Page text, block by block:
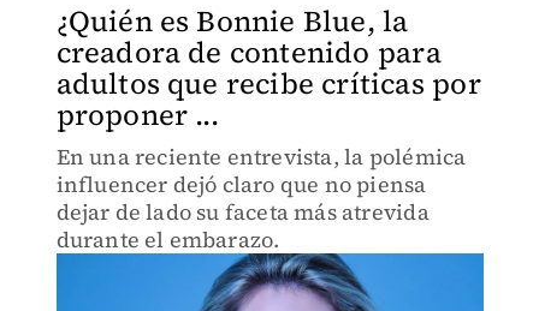
¿Quién es Bonnie Blue, la
creadora de contenido para
adultos que recibe críticas por
proponer ...
En una reciente entrevista, la polémica
influencer dejó claro que no piensa
dejar de lado su faceta más atrevida
durante el embarazo.